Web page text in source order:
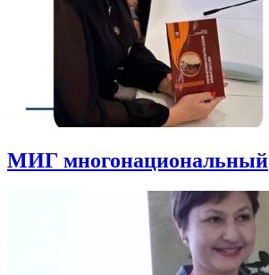
МИГ многонациональный